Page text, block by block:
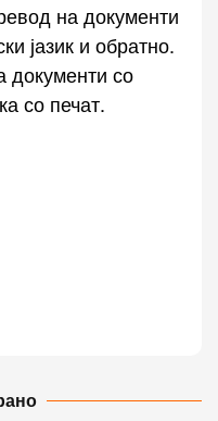
на документи
јазик и обратно.
документи со
со печат.